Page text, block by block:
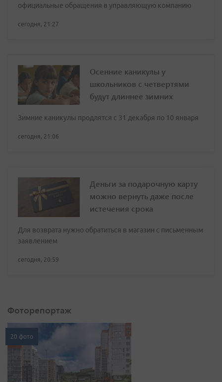
официальные обращения в управляющую компанию
сегодня, 21:27
Осенние каникулы у
школьников с четвертями
будут длиннее зимних
Зимние каникулы продлятся с 31 декабря по 10 января
сегодня, 21:06
Деньги за подарочную карту
можно вернуть даже после
истечения срока
Для возврата нужно обратиться в магазин с письменным
заявлением
сегодня, 20:59
Фоторепортаж
20 фото